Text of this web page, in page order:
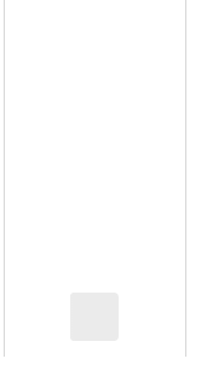
Rose ist eine